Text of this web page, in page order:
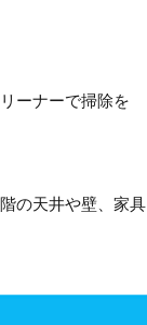
ーナーで掃除を
の天井や壁、家具